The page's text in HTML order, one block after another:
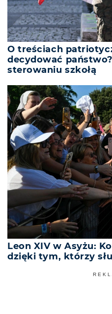
O treściach
decydować
sterowaniu szkołą
Leon XIV w Asyżu:
dzięki tym, którzy